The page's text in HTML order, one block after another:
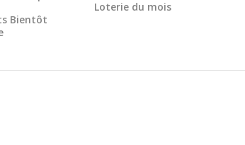
Bientôt
Loterie du mois